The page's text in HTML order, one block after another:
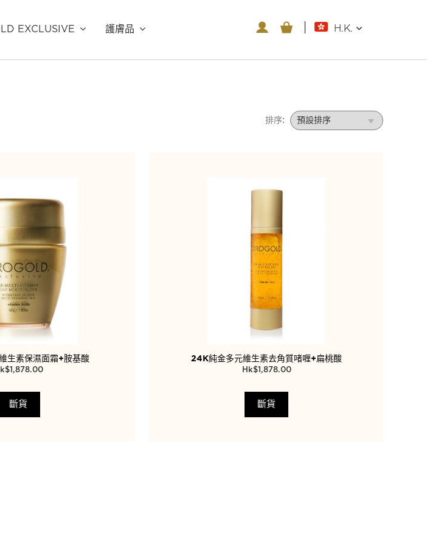
EXCLUSIVE 護膚品 H.K.
排序:
生素保濕面霜+胺基酸
$1,878.00
斷貨
24K純金多元維生素去角質啫喱+扁桃酸
$1,878.00
斷貨